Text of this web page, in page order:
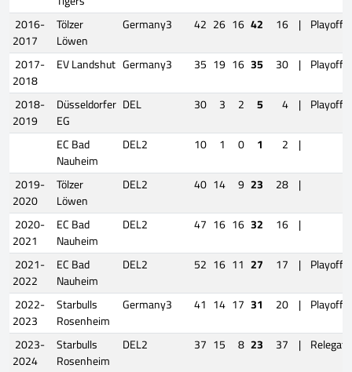
2016-
2017
Tölzer
Löwen
Germany3 42 26 16 42 16 | Playoffs
2017-
2018
EV Landshut Germany3 35 19 16 35 30 | Playoffs
2018-
2019
Düsseldorfer
EG
DEL 30 3 2 5 4 | Playoffs
EC Bad
Nauheim
DEL2 10 1 0 1 2 |
2019-
2020
Tölzer
Löwen
DEL2 40 14 9 23 28 |
2020-
2021
EC Bad
Nauheim
DEL2 47 16 16 32 16 |
2021-
2022
EC Bad
Nauheim
DEL2 52 16 11 27 17 | Playoffs
2022-
2023
Starbulls
Rosenheim
Germany3 41 14 17 31 20 | Playoffs
2023-
2024
Starbulls
Rosenheim
DEL2 37 15 8 23 37 |